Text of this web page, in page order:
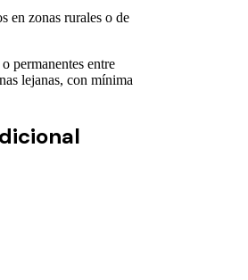
en zonas rurales o de
permanentes entre
lejanas, con mínima